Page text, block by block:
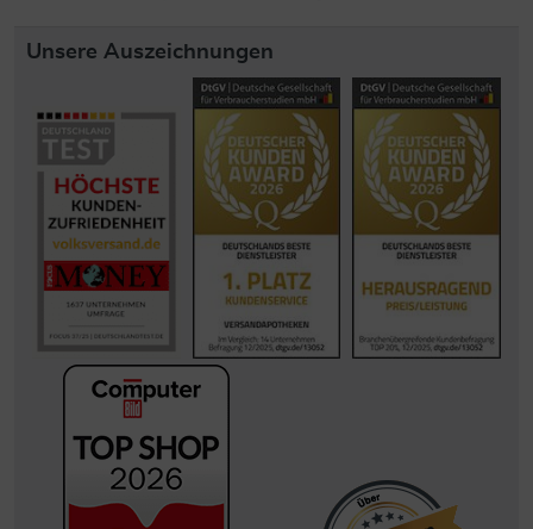
Unsere Auszeichnungen